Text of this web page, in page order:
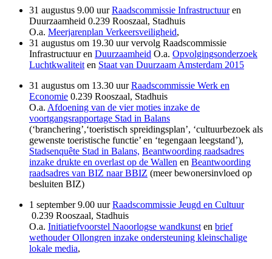
31 augustus 9.00 uurRaadscommissie Infrastructuuren
Duurzaamheid 0.239 Rooszaal, Stadhuis
O.a. Meerjarenplan Verkeersveiligheid,
31 augustus om 19.30 uur vervolg Raadscommissie
Infrastructuur en Duurzaamheid O.a. Opvolgingsonderzoek
Luchtkwaliteit en Staat van Duurzaam Amsterdam 2015
31 augustus om 13.30 uurRaadscommissie Werk en
Economie 0.239 Rooszaal, Stadhuis
O.a. Afdoening van de vier moties inzake de
voortgangsrapportage Stad in Balans
(‘branchering’,‘toeristisch spreidingsplan’, ‘cultuurbezoek als
gewenste toeristische functie’ en ‘tegengaan leegstand’),
Stadsenquête Stad in Balans, Beantwoording raadsadres
inzake drukte en overlast op de Wallen en Beantwoording
raadsadres van BIZ naar BBIZ (meer bewonersinvloed op
besluiten BIZ)
1 september 9.00 uurRaadscommissie Jeugd en Cultuur
0.239 Rooszaal, Stadhuis
O.a. Initiatiefvoorstel Naoorlogse wandkunst en brief
wethouder Ollongren inzake ondersteuning kleinschalige
lokale media,